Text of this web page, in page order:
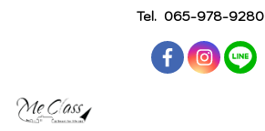
Tel. 065-978-9280